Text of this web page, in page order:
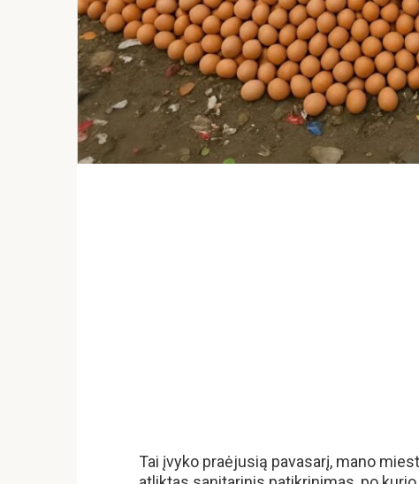
Tai įvyko praėjusią pavasarį, mano